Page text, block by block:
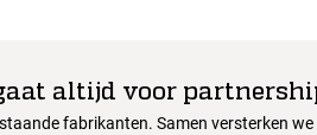
altijd voor
fabrikanten. Samen versterken